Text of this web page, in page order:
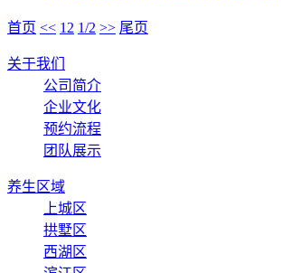
首页 << 1 2 1/2 >> 尾页
关于我们
公司简介
企业文化
预约流程
团队展示
养生区域
上城区
拱墅区
西湖区